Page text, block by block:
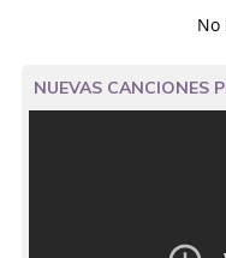
No
NUEVAS CANCIONES